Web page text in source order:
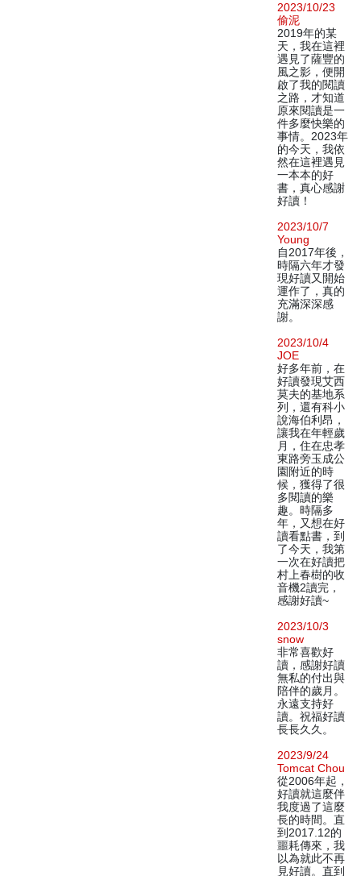
2023/10/23
偷泥
2019年的某
天，我在這裡
遇見了薩豐的
風之影，便開
啟了我的閱讀
之路，才知道
原來閱讀是一
件多麼快樂的
事情。2023年
的今天，我依
然在這裡遇見
一本本的好
書，真心感謝
好讀！
2023/10/7
Young
自2017年後，
時隔六年才發
現好讀又開始
運作了，真的
充滿深深感
謝。
2023/10/4
JOE
好多年前，在
好讀發現艾西
莫夫的基地系
列，還有科小
說海伯利昂，
讓我在年輕歲
月，住在忠孝
東路旁玉成公
園附近的時
候，獲得了很
多閱讀的樂
趣。時隔多
年，又想在好
讀看點書，到
了今天，我第
一次在好讀把
村上春樹的收
音機2讀完，
感謝好讀~
2023/10/3
snow
非常喜歡好
讀，感謝好讀
無私的付出與
陪伴的歲月。
永遠支持好
讀。祝福好讀
長長久久。
2023/9/24
Tomcat Chou
從2006年起，
好讀就這麼伴
我度過了這麼
長的時間。直
到2017.12的
噩耗傳來，我
以為就此不再
見好讀。直到